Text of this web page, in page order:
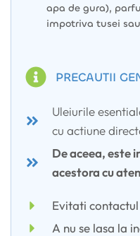
apa de gura),
impotriva tusei
PRECAUTII
Uleiurile
cu actiune
De aceea, este
acestora cu
Evitati contactul
A nu se lasa la